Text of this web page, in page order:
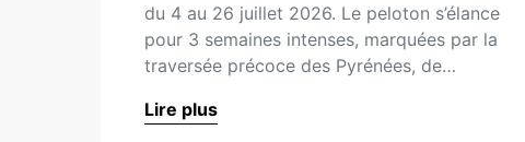
du 4 au 26 juillet 2026. Le peloton s’élance
pour 3 semaines intenses, marquées par la
traversée précoce des Pyrénées, de…
Lire plus